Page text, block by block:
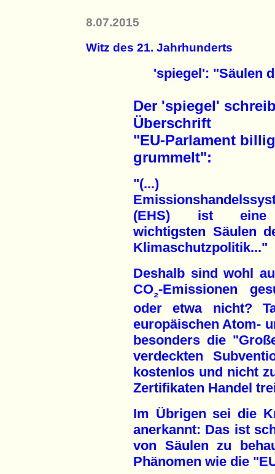
8.07.2015
Witz des 21. Jahrhunderts
'spiegel': "Säulen
Der 'spiegel'
Überschrift
"EU-Parlament
grummelt":
"(...)
(EHS) ist
wichtigsten Säulen
Klimaschutzpolitik..."
Deshalb sind wohl
CO₂-Emissionen
oder etwa nicht?
europäischen Atom-
besonders die
verdeckten
kostenlos und nicht
Zertifikaten Handel
Im Übrigen sei die
anerkannt: Das ist
von Säulen zu
Phänomen wie die